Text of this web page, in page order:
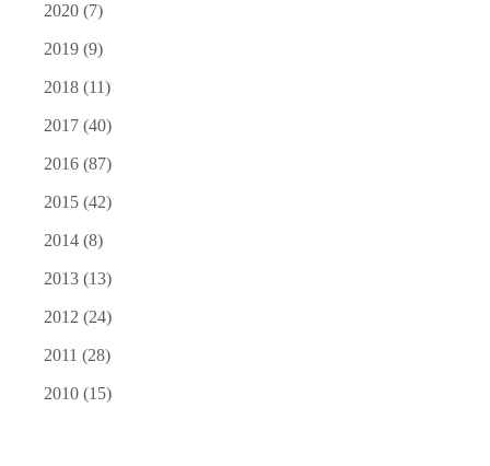
2020 (7)
2019 (9)
2018 (11)
2017 (40)
2016 (87)
2015 (42)
2014 (8)
2013 (13)
2012 (24)
2011 (28)
2010 (15)